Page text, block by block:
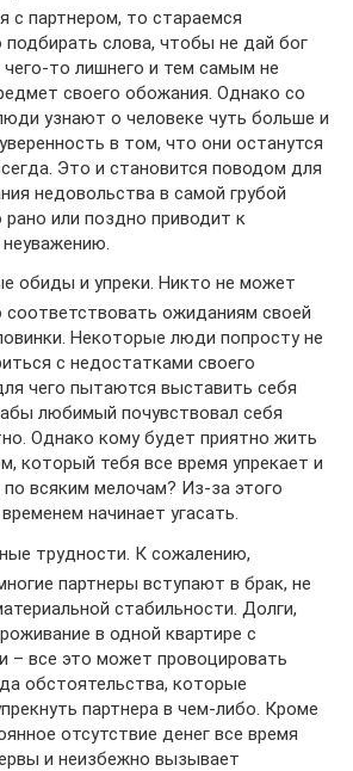
с партнером, то стараемся
слова, чтобы не дай бог
чего-то лишнего и тем самым не
своего обожания. Однако со
узнают о человеке чуть больше и
в том, что они останутся
Это и становится поводом для
недовольства в самой грубой
или поздно приводит к
обиды и упреки. Никто не может
ожиданиям своей
Некоторые люди попросту не
с недостатками своего
чего пытаются выставить себя
любимый почувствовал себя
Однако кому будет приятно жить
который тебя все время упрекает и
всяким мелочам? Из-за этого
начинает угасать.
трудности. К сожалению,
партнеры вступают в брак, не
стабильности. Долги,
в одной квартире с
– все это может провоцировать
обстоятельства, которые
партнера в чем-либо. Кроме
отсутствие денег все время
и неизбежно вызывает